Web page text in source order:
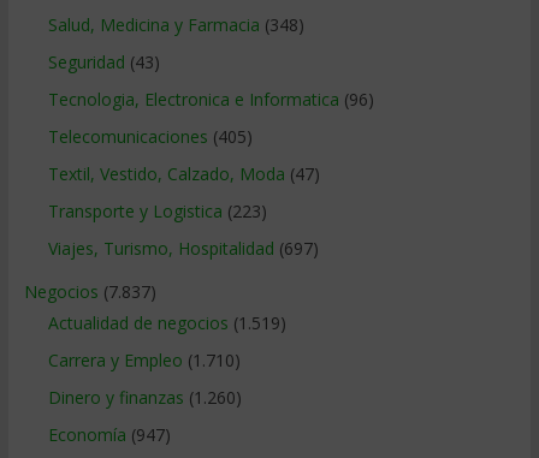
Salud, Medicina y Farmacia (348)
Seguridad (43)
Tecnologia, Electronica e Informatica (96)
Telecomunicaciones (405)
Textil, Vestido, Calzado, Moda (47)
Transporte y Logistica (223)
Viajes, Turismo, Hospitalidad (697)
Negocios (7.837)
Actualidad de negocios (1.519)
Carrera y Empleo (1.710)
Dinero y finanzas (1.260)
Economía (947)